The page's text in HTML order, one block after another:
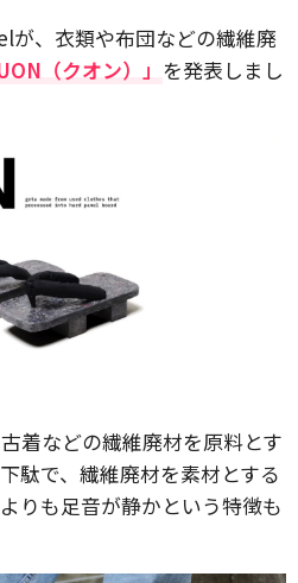
が、衣類や布団などの繊維廃
（クオン）」 を発表しまし
着などの繊維廃材を原料とす
駄で、繊維廃材を素材とする
りも足音が静かという特徴も